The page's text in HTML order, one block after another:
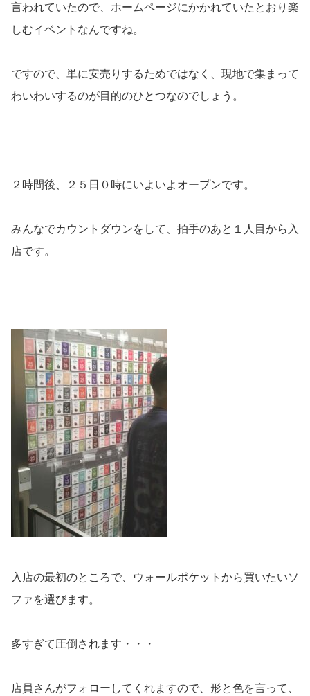
言われていたので、ホームページにかかれていたとおり楽
しむイベントなんですね。
ですので、単に安売りするためではなく、現地で集まって
わいわいするのが目的のひとつなのでしょう。
２時間後、２５日０時にいよいよオープンです。
みんなでカウントダウンをして、拍手のあと１人目から入
店です。
入店の最初のところで、ウォールポケットから買いたいソ
ファを選びます。
多すぎて圧倒されます・・・
店員さんがフォローしてくれますので、形と色を言って、